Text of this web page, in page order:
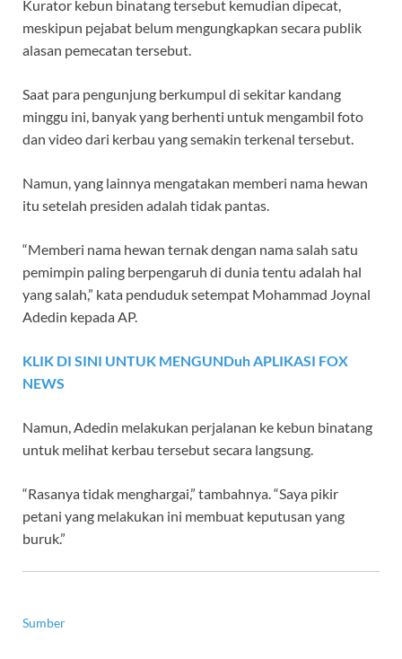
Kurator kebun binatang tersebut kemudian dipecat,
meskipun pejabat belum mengungkapkan secara publik
alasan pemecatan tersebut.
Saat para pengunjung berkumpul di sekitar kandang
minggu ini, banyak yang berhenti untuk mengambil foto
dan video dari kerbau yang semakin terkenal tersebut.
Namun, yang lainnya mengatakan memberi nama hewan
itu setelah presiden adalah tidak pantas.
“Memberi nama hewan ternak dengan nama salah satu
pemimpin paling berpengaruh di dunia tentu adalah hal
yang salah,” kata penduduk setempat Mohammad Joynal
Adedin kepada AP.
KLIK DI SINI UNTUK MENGUNDuh APLIKASI FOX
NEWS
Namun, Adedin melakukan perjalanan ke kebun binatang
untuk melihat kerbau tersebut secara langsung.
“Rasanya tidak menghargai,” tambahnya. “Saya pikir
petani yang melakukan ini membuat keputusan yang
buruk.”
Sumber